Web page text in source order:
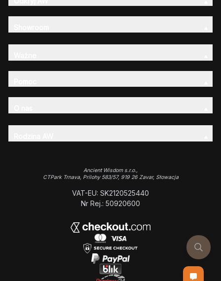
Ancient Wisdom s.r.o.,
CTPark Trnava, Prílohy 583/57, 919 26 Zavar, Słowacja
VAT-EU: SK2120525440
Nr Rej.: 50920600